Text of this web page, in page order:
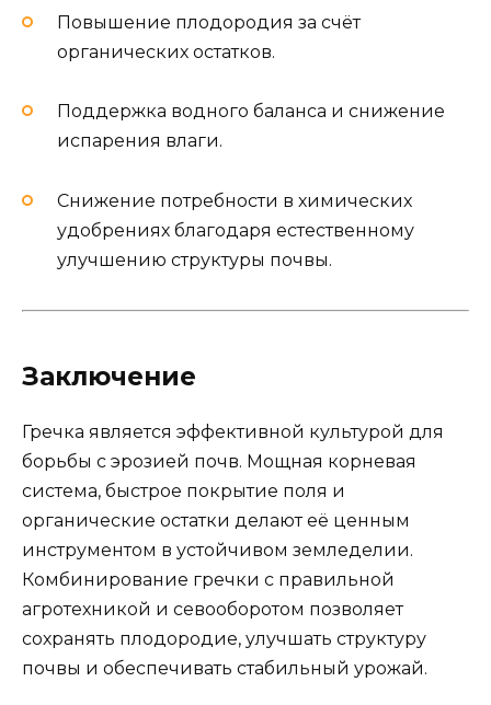
Повышение плодородия за счёт
органических остатков.
Поддержка водного баланса и снижение
испарения влаги.
Снижение потребности в химических
удобрениях благодаря естественному
улучшению структуры почвы.
Заключение
Гречка является эффективной культурой для
борьбы с эрозией почв. Мощная корневая
система, быстрое покрытие поля и
органические остатки делают её ценным
инструментом в устойчивом земледелии.
Комбинирование гречки с правильной
агротехникой и севооборотом позволяет
сохранять плодородие, улучшать структуру
почвы и обеспечивать стабильный урожай.